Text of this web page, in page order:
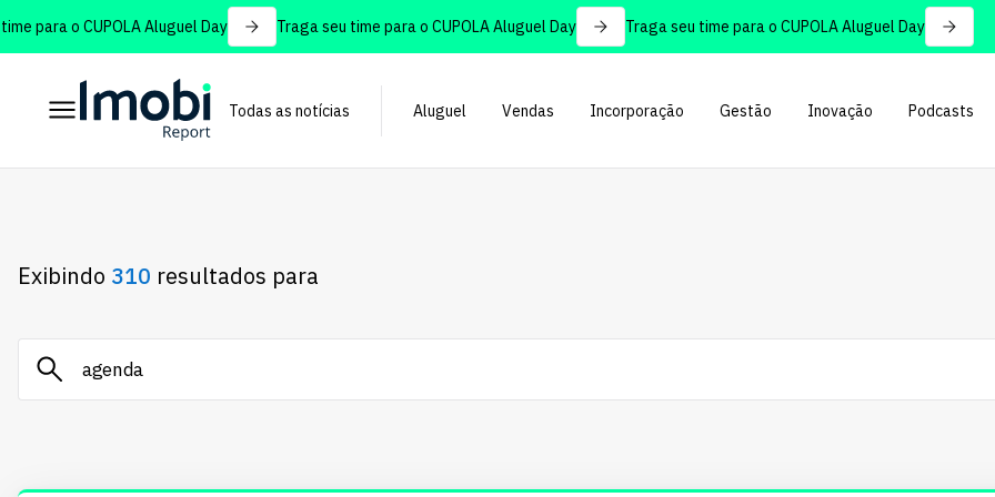
o CUPOLA Aluguel Day Traga seu time para o CUPOLA Aluguel Day Traga seu time para o CUPOLA Aluguel Day
Todas as notícias Aluguel Vendas Incorporação Gestão Inovação Podcasts
Exibindo 310 resultados para